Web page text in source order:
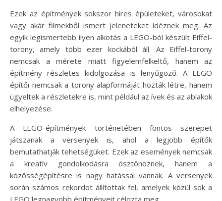
Ezek az építmények sokszor híres épületeket, városokat
vagy akár filmekből ismert jeleneteket idéznek meg. Az
egyik legismertebb ilyen alkotás a LEGO-ból készült Eiffel-
torony, amely több ezer kockából áll. Az Eiffel-torony
nemcsak a mérete miatt figyelemfelkeltő, hanem az
építmény részletes kidolgozása is lenyűgöző. A LEGO
építői nemcsak a torony alapformáját hozták létre, hanem
ügyeltek a részletekre is, mint például az ívek és az ablakok
elhelyezése.
A LEGO-építmények történetében fontos szerepet
játszanak a versenyek is, ahol a legjobb építők
bemutathatják tehetségüket. Ezek az események nemcsak
a kreatív gondolkodásra ösztönöznek, hanem a
közösségépítésre is nagy hatással vannak. A versenyek
során számos rekordot állítottak fel, amelyek közül sok a